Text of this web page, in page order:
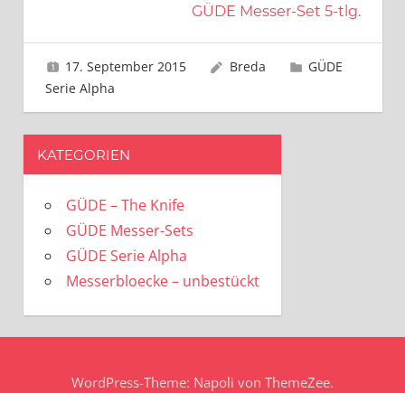
GÜDE Messer-Set 5-tlg.
17. September 2015 Breda
GÜDE
Serie Alpha
KATEGORIEN
GÜDE – The Knife
GÜDE Messer-Sets
GÜDE Serie Alpha
Messerbloecke – unbestückt
WordPress-Theme: Napoli von ThemeZee.